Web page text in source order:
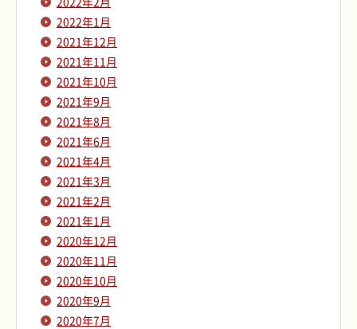
2022年1月
2021年12月
2021年11月
2021年10月
2021年9月
2021年8月
2021年6月
2021年4月
2021年3月
2021年2月
2021年1月
2020年12月
2020年11月
2020年10月
2020年9月
2020年7月